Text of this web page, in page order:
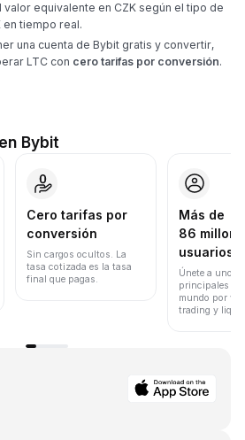
valor equivalente en CZK según el tipo de
en tiempo real.
una cuenta de Bybit gratis y convertir,
LTC con cero tarifas por conversión.
Bybit
Cero tarifas por
conversión
Sin cargos ocultos. La
tasa cotizada es la tasa
final que pagas.
Más de
86
usuarios
Únete a uno
principales
mundo por
trading y